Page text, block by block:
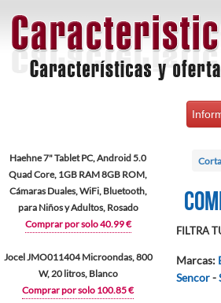
Haehne 7" Tablet PC, Android 5.0
Quad Core, 1GB RAM 8GB ROM,
Cámaras Duales, WiFi, Bluetooth,
para Niños y Adultos, Rosado
Comprar por solo 40.99 €
Jocel JMO011404 Microondas, 800
W, 20 litros, Blanco
Comprar por solo 100.85 €
FILTRA
Marcas:
Sencor-